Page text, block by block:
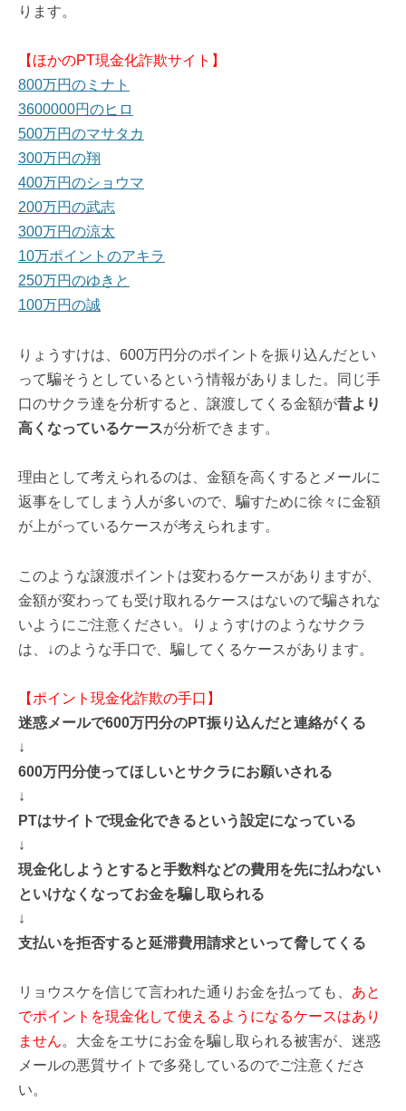
ります。
【ほかのPT現金化詐欺サイト】
800万円のミナト
3600000円のヒロ
500万円のマサタカ
300万円の翔
400万円のショウマ
200万円の武志
300万円の涼太
10万ポイントのアキラ
250万円のゆきと
100万円の誠
りょうすけは、600万円分のポイントを振り込んだとい
って騙そうとしているという情報がありました。同じ手
口のサクラ達を分析すると、譲渡してくる金額が昔より
高くなっているケースが分析できます。
理由として考えられるのは、金額を高くするとメールに
返事をしてしまう人が多いので、騙すために徐々に金額
が上がっているケースが考えられます。
このような譲渡ポイントは変わるケースがありますが、
金額が変わっても受け取れるケースはないので騙されな
いようにご注意ください。りょうすけのようなサクラ
は、↓のような手口で、騙してくるケースがあります。
【ポイント現金化詐欺の手口】
迷惑メールで600万円分のPT振り込んだと連絡がくる
↓
600万円分使ってほしいとサクラにお願いされる
↓
PTはサイトで現金化できるという設定になっている
↓
現金化しようとすると手数料などの費用を先に払わない
といけなくなってお金を騙し取られる
↓
支払いを拒否すると延滞費用請求といって脅してくる
リョウスケを信じて言われた通りお金を払っても、 あと
でポイントを現金化して使えるようになるケースはあり
ません。大金をエサにお金を騙し取られる被害が、迷惑
メールの悪質サイトで多発しているのでご注意くださ
い。